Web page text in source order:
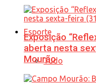
Esporte
Tudo
Exposição
aberta nesta
Mourão